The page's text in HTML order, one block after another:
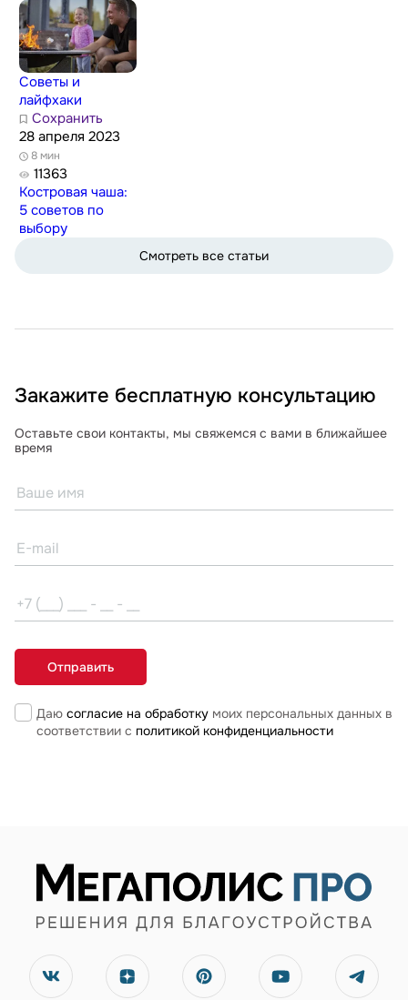
Советы и
лайфхаки
Сохранить
28 апреля 2023
8 мин
11363
Костровая чаша:
5 советов по
выбору
Смотреть все статьи
Закажите бесплатную консультацию
Оставьте свои контакты, мы свяжемся с вами в ближайшее
время
Даю согласие на обработкумоих персональных данных в
соответствии с политикой конфиденциальности